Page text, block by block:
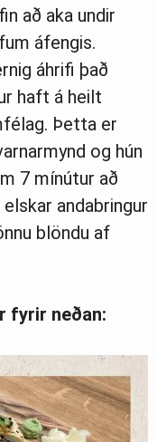
að aka undir
áfengis.
áhrifi það
haft á heilt
Þetta er
og hún
7 mínútur að
elskar andabringur
blöndu af
fyrir neðan: